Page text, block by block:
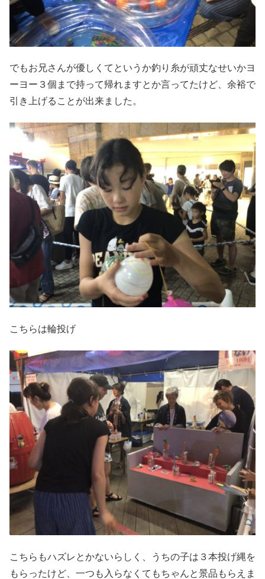
でもお兄さんが優しくてというか釣り糸が頑丈なせいかヨ
ーヨー３個まで持って帰れますとか言ってたけど、余裕で
引き上げることが出来ました。
こちらは輪投げ
こちらもハズレとかないらしく、うちの子は３本投げ縄を
もらったけど、一つも入らなくてもちゃんと景品もらえま